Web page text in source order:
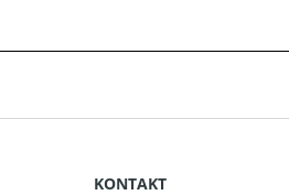
KONTAKT